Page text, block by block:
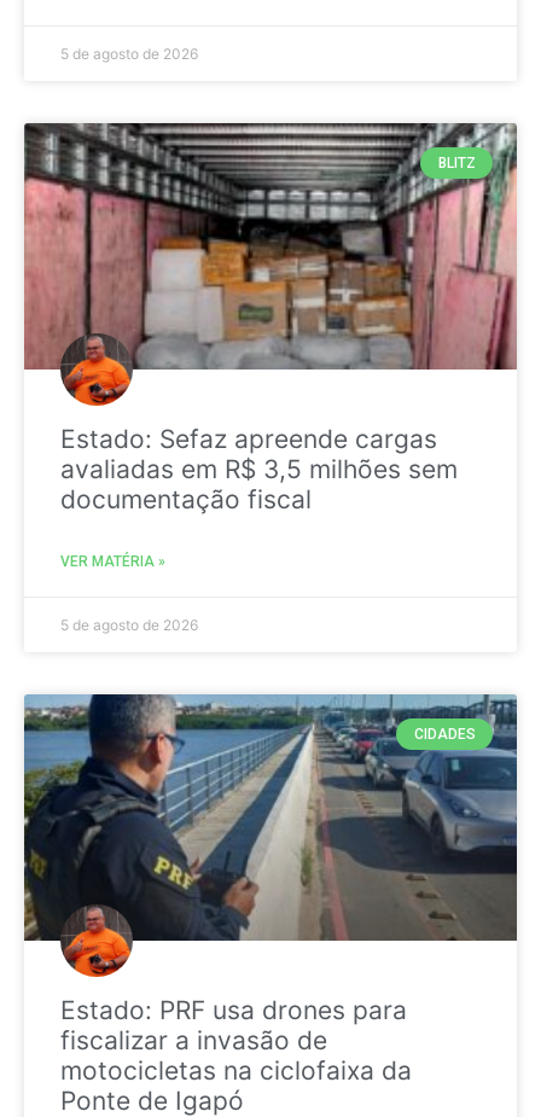
5 de agosto de 2026
BLITZ
Estado: Sefaz apreende cargas
avaliadas em R$ 3,5 milhões sem
documentação fiscal
VER MATÉRIA »
5 de agosto de 2026
CIDADES
Estado: PRF usa drones para
fiscalizar a invasão de
motocicletas na ciclofaixa da
Ponte de Igapó